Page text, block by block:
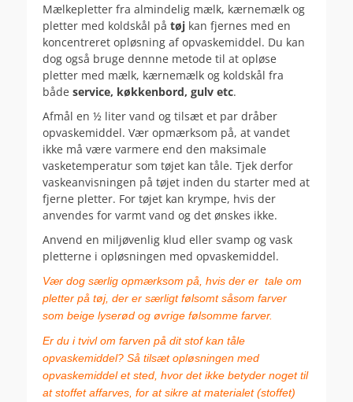
Mælkepletter fra almindelig mælk, kærnemælk og
pletter med koldskål på tøj kan fjernes med en
koncentreret opløsning af opvaskemiddel. Du kan
dog også bruge dennne metode til at opløse
pletter med mælk, kærnemælk og koldskål fra
både service, køkkenbord, gulv etc.
Afmål en ½ liter vand og tilsæt et par dråber
opvaskemiddel. Vær opmærksom på, at vandet
ikke må være varmere end den maksimale
vasketemperatur som tøjet kan tåle. Tjek derfor
vaskeanvisningen på tøjet inden du starter med at
fjerne pletter. For tøjet kan krympe, hvis der
anvendes for varmt vand og det ønskes ikke.
Anvend en miljøvenlig klud eller svamp og vask
pletterne i opløsningen med opvaskemiddel.
Vær dog særlig opmærksom på, hvis der er tale om
pletter på tøj, der er særligt følsomt såsom farver
som beige lyserød og øvrige følsomme farver.
Er du i tvivl om farven på dit stof kan tåle
opvaskemiddel? Så tilsæt opløsningen med
opvaskemiddel et sted, hvor det ikke betyder noget til
at stoffet affarves, for at sikre at materialet (stoffet)